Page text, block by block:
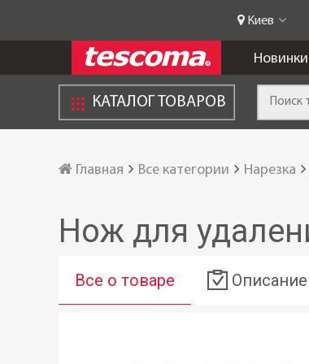
Киев
Новинки
КАТАЛОГ ТОВАРОВ
Главная Все категории Нарезка
Нож для
Все о товаре Описание